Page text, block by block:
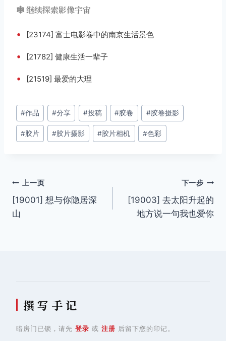
🕸️ 继续探索影像宇宙
• [23174] 富士电影卷中的南京生活景色
• [21782] 健康生活一辈子
• [21519] 最爱的大理
文
章
标
#作品 #分享 #投稿 #胶卷 #胶卷摄影
#胶片 #胶片摄影 #胶片相机 #色彩
文
章
上一页
[19001] 想与你隐居深
山
下一步
[19003] 去太阳升起的
地方说一句我也爱你
撰 写 手 记
暗房门已锁，请先 登录 或 注册 后留下您的印记。